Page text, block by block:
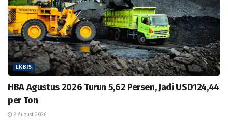
EKBIS
HBA Agustus 2026 Turun 5,62 Persen, Jadi USD124,44
per Ton
8 August 2026